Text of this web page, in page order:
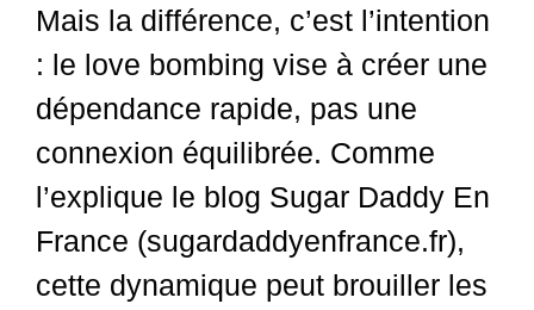
Mais la différence, c’est l’intention
: le love bombing vise à créer une
dépendance rapide, pas une
connexion équilibrée. Comme
l’explique le blog Sugar Daddy En
France (sugardaddyenfrance.fr),
cette dynamique peut brouiller les